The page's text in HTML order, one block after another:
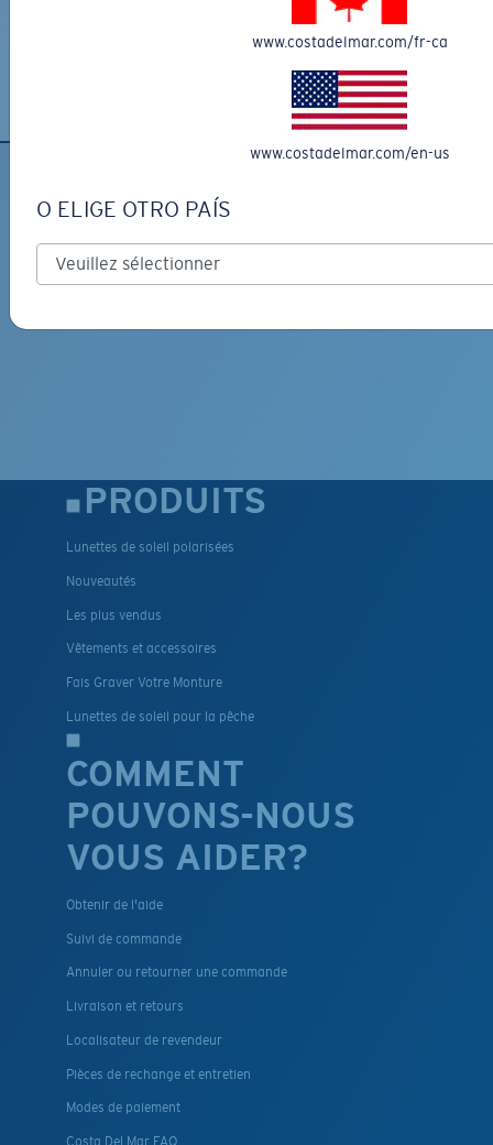
PRODUITS
Lunettes de soleil polarisées
Nouveautés
Les plus vendus
Vêtements et accessoires
Fais Graver Votre Monture
Lunettes de soleil pour la pêche
COMMENT
POUVONS-NOUS
VOUS AIDER?
Obtenir de l'aide
Suivi de commande
Annuler ou retourner une commande
Livraison et retours
Localisateur de revendeur
Pièces de rechange et entretien
Modes de paiement
Costa Del Mar FAQ
www.costadelmar.com/fr-ca
www.costadelmar.com/en-us
O ELIGE OTRO PAÍS